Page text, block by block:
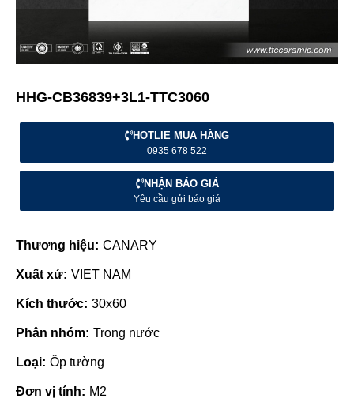
HHG-CB36839+3L1-TTC3060
HOTLIE MUA HÀNG
0935 678 522
NHẬN BÁO GIÁ
Yêu cầu gửi báo giá
Thương hiệu: CANARY
Xuất xứ: VIET NAM
Kích thước: 30x60
Phân nhóm: Trong nước
Loại: Ốp tường
Đơn vị tính: M2